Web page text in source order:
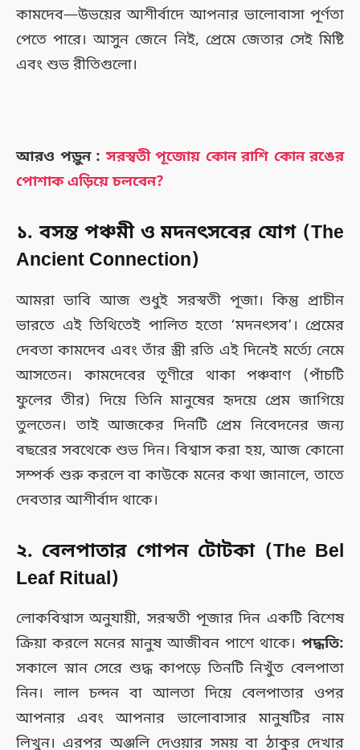
কামদেব—উভয়ের আশীর্বাদে আপনার ভালোবাসা পূর্ণতা
পেতে পারে। আসুন জেনে নিই, প্রেমে জেতার সেই মিষ্টি
এবং শুভ রীতিগুলো।
আরও পড়ুন : সরস্বতী পূজোয় কোন রাশি কোন রঙের
পোশাক এড়িয়ে চলবেন?
১. বসন্ত পঞ্চমী ও মদনৎসবের যোগ (The
Ancient Connection)
আমরা ভাবি আজ শুধুই সরস্বতী পূজা। কিন্তু প্রাচীন
ভারতে এই তিথিতেই পালিত হতো ‘মদনৎসব’। প্রেমের
দেবতা কামদেব এবং তাঁর স্ত্রী রতি এই দিনেই মর্ত্যে নেমে
আসতেন। কামদেবের তূণীরে থাকা পঞ্চবাণ (পাঁচটি
ফুলের তীর) দিয়ে তিনি মানুষের হৃদয়ে প্রেম জাগিয়ে
তুলতেন। তাই আজকের দিনটি প্রেম নিবেদনের জন্য
বছরের সবথেকে শুভ দিন। বিশ্বাস করা হয়, আজ কোনো
সম্পর্ক শুরু করলে বা কাউকে মনের কথা জানালে, তাতে
দেবতার আশীর্বাদ থাকে।
২. বেলপাতার গোপন টোটকা (The Bel
Leaf Ritual)
লোকবিশ্বাস অনুযায়ী, সরস্বতী পূজার দিন একটি বিশেষ
ক্রিয়া করলে মনের মানুষ আজীবন পাশে থাকে। পদ্ধতি:
সকালে স্নান সেরে শুদ্ধ কাপড়ে তিনটি নিখুঁত বেলপাতা
নিন। লাল চন্দন বা আলতা দিয়ে বেলপাতার ওপর
আপনার এবং আপনার ভালোবাসার মানুষটির নাম
লিখুন। এরপর অঞ্জলি দেওয়ার সময় বা ঠাকুর দেখার